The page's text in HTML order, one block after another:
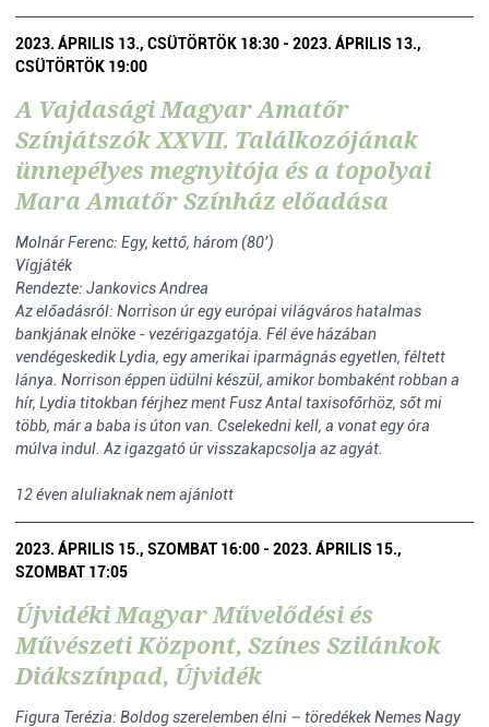
2023. ÁPRILIS 13., CSÜTÖRTÖK 18:30 - 2023. ÁPRILIS 13.,
CSÜTÖRTÖK 19:00
A Vajdasági Magyar Amatőr
Színjátszók XXVII. Találkozójának
ünnepélyes megnyitója és a topolyai
Mara Amatőr Színház előadása
Molnár Ferenc: Egy, kettő, három (80’)
Vígjáték
Rendezte: Jankovics Andrea
Az előadásról: Norrison úr egy európai világváros hatalmas
bankjának elnöke - vezérigazgatója. Fél éve házában
vendégeskedik Lydia, egy amerikai iparmágnás egyetlen, féltett
lánya. Norrison éppen üdülni készül, amikor bombaként robban a
hír, Lydia titokban férjhez ment Fusz Antal taxisofőrhöz, sőt mi
több, már a baba is úton van. Cselekedni kell, a vonat egy óra
múlva indul. Az igazgató úr visszakapcsolja az agyát.
12 éven aluliaknak nem ajánlott
2023. ÁPRILIS 15., SZOMBAT 16:00 - 2023. ÁPRILIS 15.,
SZOMBAT 17:05
Újvidéki Magyar Művelődési és
Művészeti Központ, Színes Szilánkok
Diákszínpad, Újvidék
Figura Terézia: Boldog szerelemben élni – töredékek Nemes Nagy